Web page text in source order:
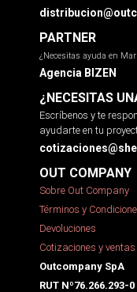
PARTNER
¿Necesitas ayuda en
Agencia BIZEN
¿NECESITAS
Escríbenos y te
ayudarte en tu
OUT COMPANY
Sobre Out Company
Términos y
Devoluciones
Cotizaciones y
Outcompany SpA
RUT Nº76.266.293-0